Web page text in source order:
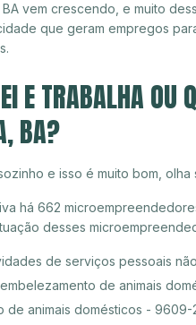
BA vem crescendo, e muito
que geram empregos
E TRABALHA OU
BA?
e isso é muito bom, olha
há 662
desses
de serviços pessoais
de animais
de animais domésticos - 9609-